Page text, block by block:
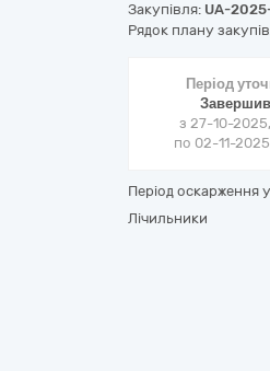
Закупівля: UA-
Рядок плану
Період
з 27-10-
по 02-11-
Період оскарження
Лічильники